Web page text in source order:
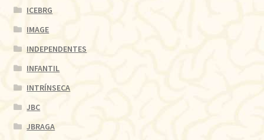
ICEBRG
IMAGE
INDEPENDENTES
INFANTIL
INTRÍNSECA
JBC
JBRAGA